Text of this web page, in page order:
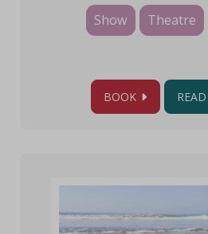
Show Theatre
BOOK